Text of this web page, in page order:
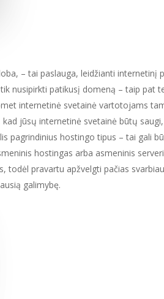
– tai paslauga, leidžianti internetinį
nusipirkti patikusį domeną – taip pat
internetinė svetainė vartotojams
jūsų internetinė svetainė būtų
pagrindinius hostingo tipus – tai gali
hostingas arba asmeninis
todėl pravartu apžvelgti pačias
galimybę.